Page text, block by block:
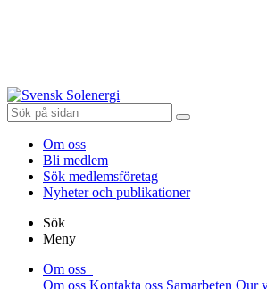
Om oss
Bli medlem
Sök medlemsföretag
Nyheter och publikationer
Sök
Meny
Om oss
Om oss Kontakta oss Samarbeten Our